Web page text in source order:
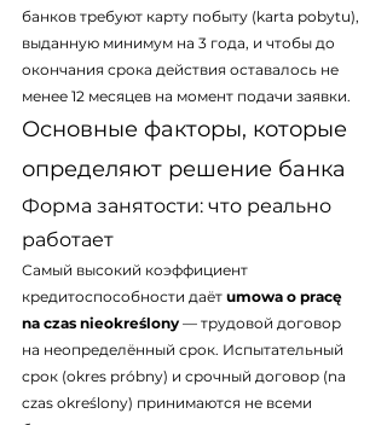
банков требуют карту побыту (karta pobytu),
выданную минимум на 3 года, и чтобы до
окончания срока действия оставалось не
менее 12 месяцев на момент подачи заявки.
Основные факторы, которые
определяют решение банка
Форма занятости: что реально
работает
Самый высокий коэффициент
кредитоспособности даёт umowa o pracę
na czas nieokreślony — трудовой договор
на неопределённый срок. Испытательный
срок (okres próbny) и срочный договор (na
czas określony) принимаются не всеми